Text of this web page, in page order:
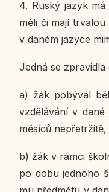
4.​ Ruský jazyk
měli či mají
v daném jazyce
Jedná se
a) žák po­bý­val
vzdě­lá­vá­ní v
měsíců ne­pře­tr­ži­tě,
b) žák v rámci
po dobu jed­no­ho